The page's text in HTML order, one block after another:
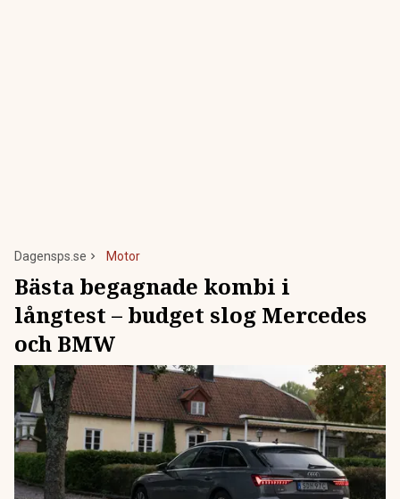
Dagensps.se Motor
Bästa begagnade kombi i
långtest – budget slog Mercedes
och BMW